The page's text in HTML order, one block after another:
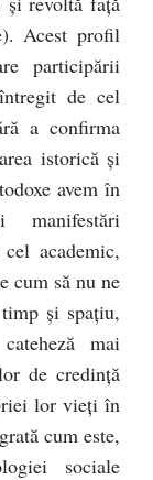
Acest profil
participării
de cel
a confirma
istorică şi
avem în
manifestări
academic,
cum să nu ne
şi spaţiu,
mai
de credinţă
lor vieţi în
cum este,
sociale